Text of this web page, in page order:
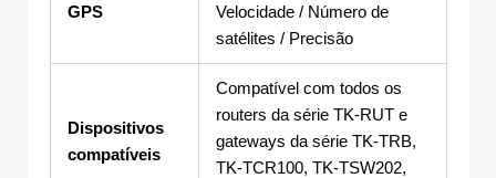
GPS
Velocidade / Número de
satélites / Precisão
Dispositivos
compatíveis
Compatível com todos os
routers da série TK-RUT e
gateways da série TK-TRB,
TK-TCR100, TK-TSW202,